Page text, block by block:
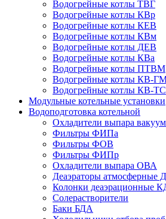
Водогрейные котлы ТВГ
Водогрейные котлы КВр
Водогрейные котлы КЕВ
Водогрейные котлы КВм
Водогрейные котлы ДЕВ
Водогрейные котлы КВа
Водогрейные котлы ПТВМ
Водогрейные котлы КВ-
Водогрейные котлы КВ-ТС
Модульные котельные установки
Водоподготовка котельной
Охладители выпара
Фильтры ФИПа
Фильтры ФОВ
Фильтры ФИПр
Охладители выпара ОВА
Деаэраторы атмосферные
Колонки деаэрационные
Солерастворители
Баки БДА